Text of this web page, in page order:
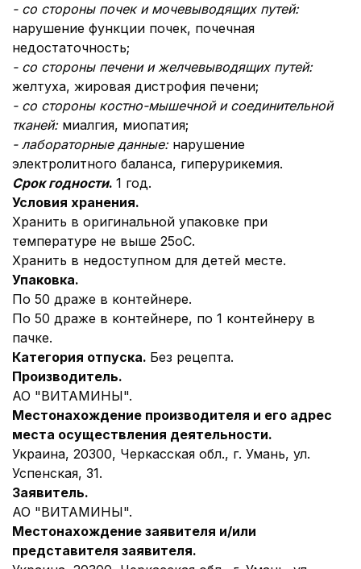
- со стороны почек и мочевыводящих путей:
нарушение функции почек, почечная
недостаточность;
- со стороны печени и желчевыводящих путей:
желтуха, жировая дистрофия печени;
- со стороны костно-мышечной и соединительной
тканей: миалгия, миопатия;
- лабораторные данные: нарушение
электролитного баланса, гиперурикемия.
Срок годности. 1 год.
Условия хранения.
Хранить в оригинальной упаковке при
температуре не выше 25оС.
Хранить в недоступном для детей месте.
Упаковка.
По 50 драже в контейнере.
По 50 драже в контейнере, по 1 контейнеру в
пачке.
Категория отпуска. Без рецепта.
Производитель.
АО "ВИТАМИНЫ".
Местонахождение производителя и его адрес
места осуществления деятельности.
Украина, 20300, Черкасская обл., г. Умань, ул.
Успенская, 31.
Заявитель.
АО "ВИТАМИНЫ".
Местонахождение заявителя и/или
представителя заявителя.